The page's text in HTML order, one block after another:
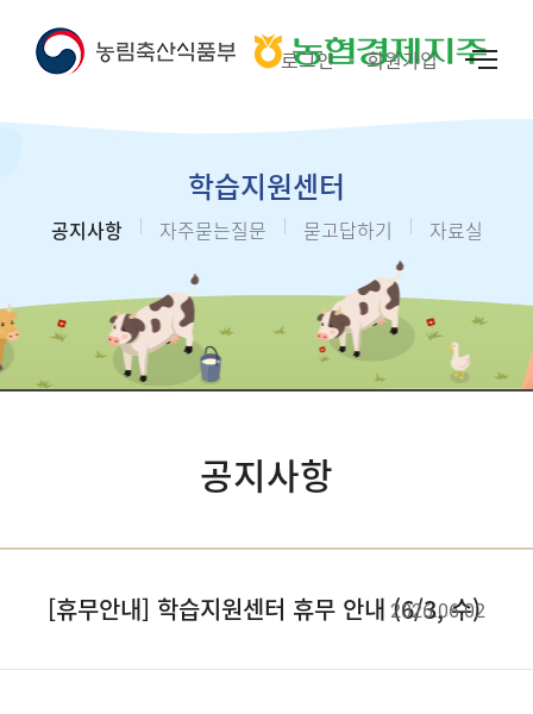
로그인 회원가입
학습지원센터
공지사항 자주묻는질문 묻고답하기 자료실
공지사항
[휴무안내] 학습지원센터 휴무 안내 (6/3, 수)
2026.06.02